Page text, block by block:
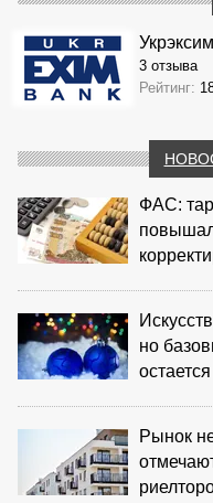
3 отзыва
Рейтинг:
ФАС:
но
Рынок